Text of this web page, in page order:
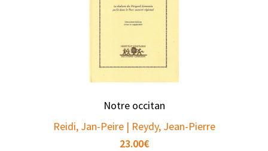
Notre occitan
Reidi, Jan-Peire | Reydy, Jean-Pierre
23.00€